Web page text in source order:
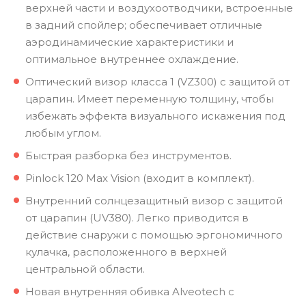
верхней части и воздухоотводчики, встроенные
в задний спойлер; обеспечивает отличные
аэродинамические характеристики и
оптимальное внутреннее охлаждение.
Оптический визор класса 1 (VZ300) с защитой от
царапин. Имеет переменную толщину, чтобы
избежать эффекта визуального искажения под
любым углом.
Быстрая разборка без инструментов.
Pinlock 120 Max Vision (входит в комплект).
Внутренний солнцезащитный визор с защитой
от царапин (UV380). Легко приводится в
действие снаружи с помощью эргономичного
кулачка, расположенного в верхней
центральной области.
Новая внутренняя обивка Alveotech с